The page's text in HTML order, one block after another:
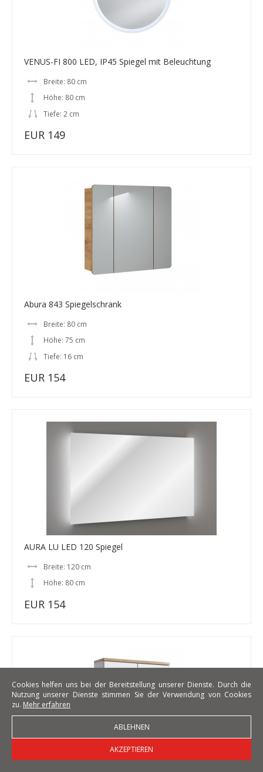
VENUS-FI 800 LED, IP45 Spiegel mit Beleuchtung
Breite: 80 cm
Höhe: 80 cm
Tiefe: 2 cm
EUR 149
Abura 843 Spiegelschrank
Breite: 80 cm
Höhe: 75 cm
Tiefe: 16 cm
EUR 154
AURA LU LED 120 Spiegel
Breite: 120 cm
Höhe: 80 cm
EUR 154
Cookies helfen uns bei der Bereitstellung unserer Dienste. Durch die
Nutzung unserer Dienste stimmen Sie der Verwendung von Cookies
zu. Mehr erfahren
ABLEHNEN
AKZEPTIEREN